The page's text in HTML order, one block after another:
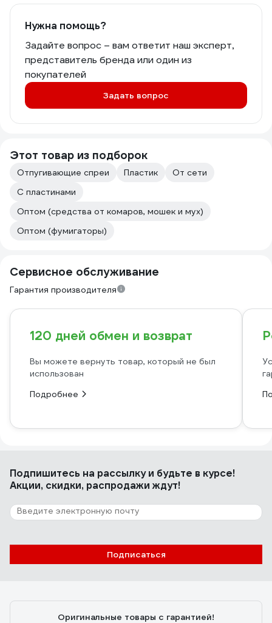
Нужна помощь?
Задайте вопрос – вам ответит наш эксперт,
представитель бренда или один из
покупателей
Задать вопрос
Этот товар из подборок
Отпугивающие спреи Пластик
От сети
С пластинами
Оптом (средства от комаров, мошек и мух)
Оптом (фумигаторы)
Сервисное обслуживание
Гарантия производителя
120 дней обмен и возврат
Вы можете вернуть товар, который не был
использован
Подробнее
Подпишитесь на рассылкуи будьте в курсе!
Акции, скидки, распродажи ждут!
Подписаться
Оригинальные товары с гарантией!